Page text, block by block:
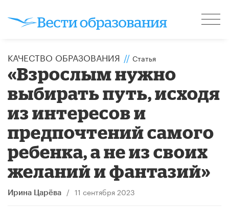
КАЧЕСТВО ОБРАЗОВАНИЯ // Статья
«Взрослым нужно
выбирать путь, исходя
из интересов и
предпочтений самого
ребенка, а не из своих
желаний и фантазий»
Ирина Царёва / 11 сентября 2023